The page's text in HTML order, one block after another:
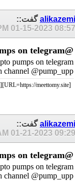
alikazemiگفت::
01-15-2023 08:57 PM
@pump_upp - best crypto pumps on telegram !
pumps on telegram
@pump_upp !
[URL=https://meettomy.site]Beautiful Womans from your town[/URL]
alikazemiگفت::
01-21-2023 09:29 AM
@pump_upp - best crypto pumps on telegram !
pumps on telegram
@pump_upp !